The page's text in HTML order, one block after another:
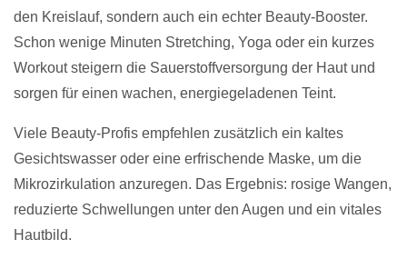
den Kreislauf, sondern auch ein echter Beauty-Booster.
Schon wenige Minuten Stretching, Yoga oder ein kurzes
Workout steigern die Sauerstoffversorgung der Haut und
sorgen für einen wachen, energiegeladenen Teint.
Viele Beauty-Profis empfehlen zusätzlich ein kaltes
Gesichtswasser oder eine erfrischende Maske, um die
Mikrozirkulation anzuregen. Das Ergebnis: rosige Wangen,
reduzierte Schwellungen unter den Augen und ein vitales
Hautbild.